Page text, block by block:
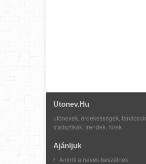
Utonev.hu
utónevek, érdekességek, tanácsok,
statisztikák, trendek, hírek
Ajánljuk
Amiről a nevek beszélnek